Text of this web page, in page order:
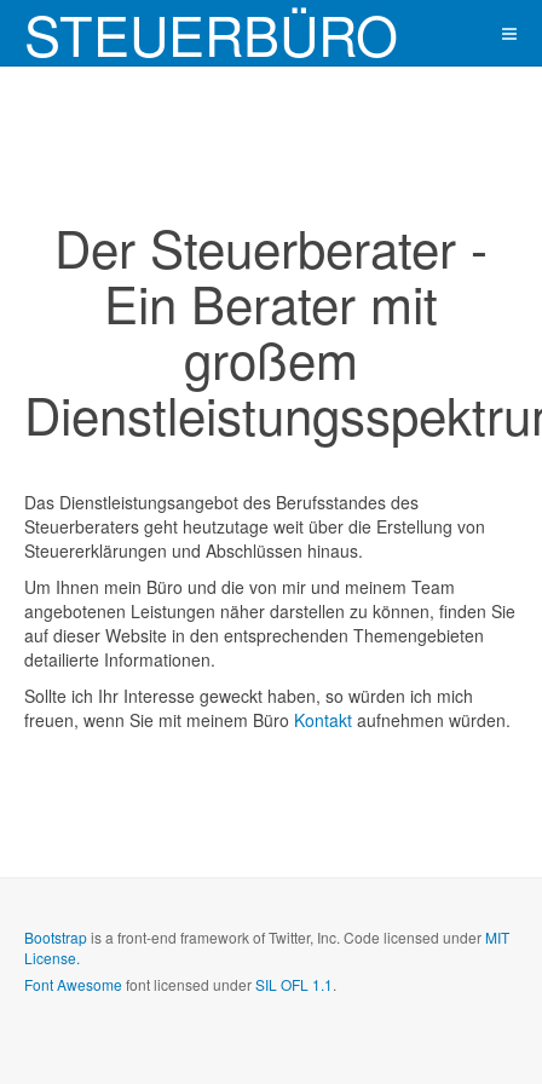
STEUERBÜRO
Der Steuerberater -
Ein Berater mit
großem
Das Dienstleistungsangebot des Berufsstandes des
Steuerberaters geht heutzutage weit über die Erstellung von
Steuererklärungen und Abschlüssen hinaus.
Um Ihnen mein Büro und die von mir und meinem Team
angebotenen Leistungen näher darstellen zu können, finden Sie
auf dieser Website in den entsprechenden Themengebieten
detailierte Informationen.
Sollte ich Ihr Interesse geweckt haben, so würden ich mich
freuen, wenn Sie mit meinem Büro Kontakt aufnehmen würden.
Bootstrapis a front-end framework of Twitter, Inc. Code licensed underMIT
License.
Font Awesomefont licensed underSIL OFL 1.1.